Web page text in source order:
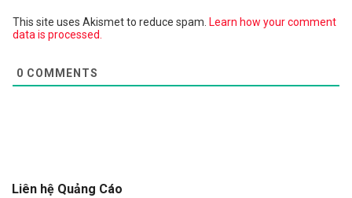
This site uses Akismet to reduce spam. Learn how your comment
data is processed.
0 COMMENTS
Liên hệ Quảng Cáo